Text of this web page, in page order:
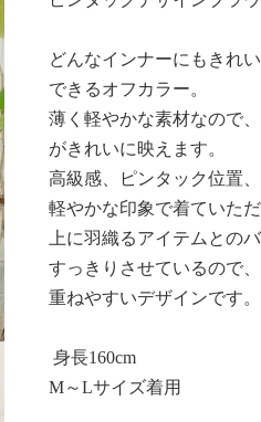
どんなインナーにもきれ
できるオフカラー。
薄く軽やかな素材なので
がきれいに映えます。
高級感、ピンタック位置
軽やかな印象で着ていた
上に羽織るアイテムとの
すっきりさせているので
重ねやすいデザインです。
身長160cm
M～Lサイズ着用